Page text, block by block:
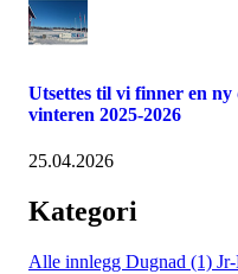
Utsettes til vi finner en
vinteren 2025-2026
25.04.2026
Kategori
Alle innlegg Dugnad (1)